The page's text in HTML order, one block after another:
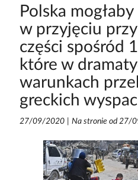
Polska
w przyjęciu
części spośród
które w
warunkach
greckich
27/09/2020| Na stronie od 27/